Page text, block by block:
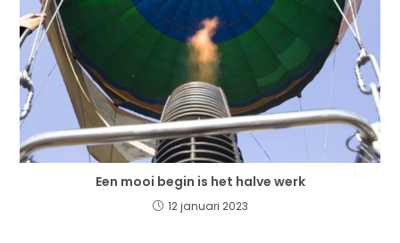
Een mooi begin is het halve werk
12 januari 2023